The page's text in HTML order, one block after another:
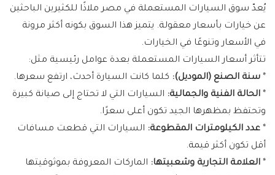
يُعدّ سوق السيارات المستعملة في مصر ملاذًا للكثيرين الباحثين
عن خيارات بأسعار معقولة. يتميز هذا السوق بكونه أكثر مرونة
في الأسعار وتنوعًا في الخيارات.
تتأثر أسعار السيارات المستعملة بعدة عوامل رئيسية مثل:
* سنة الصنع (الموديل): كلما كانت السيارة أحدث، ارتفع سعرها.
* الحالة الفنية والجمالية: السيارات التي لا تحتاج إلى صيانة كبيرة
وتحتفظ بمظهرها الجيد تكون أعلى سعرًا.
* عدد الكيلومترات المقطوعة: السيارات التي قطعت مسافات
أقل تكون أكثر قيمة.
* العلامة التجارية وشعبيتها: الماركات المعروفة بموثوقيتها